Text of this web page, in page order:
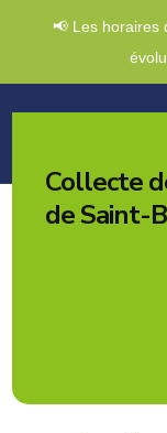
📢 Les horaires
Collecte
de Saint-